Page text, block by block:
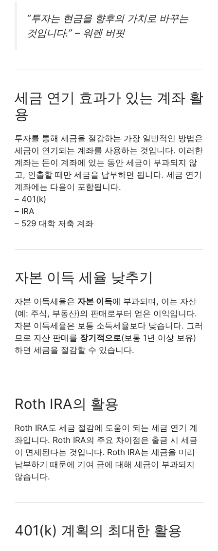
“투자는 현금을 향후의 가치로 바꾸는
것입니다.” – 워렌 버핏
세금 연기 효과가 있는 계좌 활
용
투자를 통해 세금을 절감하는 가장 일반적인 방법은
세금이 연기되는 계좌를 사용하는 것입니다. 이러한
계좌는 돈이 계좌에 있는 동안 세금이 부과되지 않
고, 인출할 때만 세금을 납부하면 됩니다. 세금 연기
계좌에는 다음이 포함됩니다.
– 401(k)
– IRA
– 529 대학 저축 계좌
자본 이득 세율 낮추기
자본 이득세율은 자본 이득에 부과되며, 이는 자산
(예: 주식, 부동산)의 판매로부터 얻은 이익입니다.
자본 이득세율은 보통 소득세율보다 낮습니다. 그러
므로 자산 판매를 장기적으로(보통 1년 이상 보유)
하면 세금을 절감할 수 있습니다.
Roth IRA의 활용
Roth IRA도 세금 절감에 도움이 되는 세금 연기 계
좌입니다. Roth IRA의 주요 차이점은 출금 시 세금
이 면제된다는 것입니다. Roth IRA는 세금을 미리
납부하기 때문에 기여 금에 대해 세금이 부과되지
않습니다.
401(k) 계획의 최대한 활용